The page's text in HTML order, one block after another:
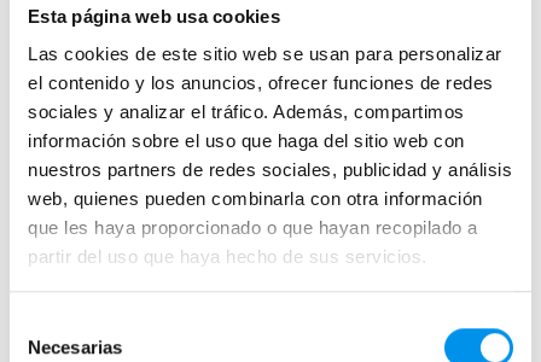
Esta página web usa cookies
Las cookies de este sitio web se usan para personalizar
el contenido y los anuncios, ofrecer funciones de redes
sociales y analizar el tráfico. Además, compartimos
información sobre el uso que haga del sitio web con
nuestros partners de redes sociales, publicidad y análisis
web, quienes pueden combinarla con otra información
que les haya proporcionado o que hayan recopilado a
partir del uso que haya hecho de sus servicios.
Necesarias
Conjuntos de ducha blancos
Mamparas de metacrilato
Mamparas de ducha 85x85
Mamparas a ras de suelo
Mampara transparente
Mampara de ducha GME Aktual
Mampara de ducha frontal de (3 puertas correderas)
Mamparas acrílicas